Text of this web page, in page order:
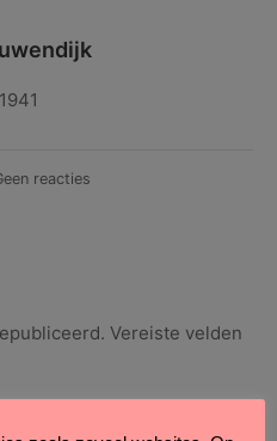
reacties
bij Vereiste velden